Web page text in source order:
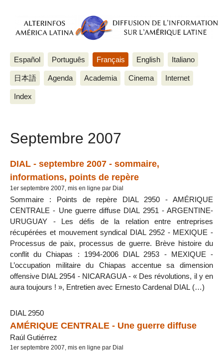
Español Português Français English Italiano
日本語 Agenda Academia Cinema Internet
Index
Septembre 2007
DIAL - septembre 2007 - sommaire,
informations, points de repère
1er septembre 2007, mis en ligne par Dial
Sommaire : Points de repère DIAL 2950 - AMÉRIQUE
CENTRALE - Une guerre diffuse DIAL 2951 - ARGENTINE-
URUGUAY - Les défis de la relation entre entreprises
récupérées et mouvement syndical DIAL 2952 - MEXIQUE -
Processus de paix, processus de guerre. Brève histoire du
conflit du Chiapas : 1994-2006 DIAL 2953 - MEXIQUE -
L’occupation militaire du Chiapas accentue sa dimension
offensive DIAL 2954 - NICARAGUA - « Des révolutions, il y en
aura toujours ! », Entretien avec Ernesto Cardenal DIAL (…)
DIAL 2950
AMÉRIQUE CENTRALE - Une guerre diffuse
Raúl Gutiérrez
1er septembre 2007, mis en ligne par Dial